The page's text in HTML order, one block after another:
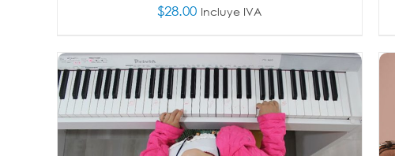
AÑADIR AL CARRITO DETALLES
$28.00 Incluye IVA